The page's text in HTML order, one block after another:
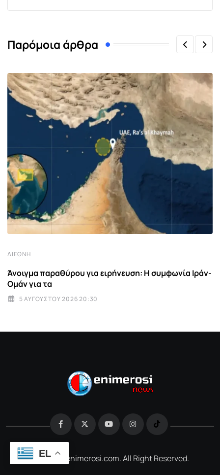
Παρόμοια άρθρα
ΔΙΕΘΝΉ
Άνοιγμα παραθύρου για ειρήνευση: Η συμφωνία Ιράν-
Ομάν για τα
5 ΑΥΓΟΎΣΤΟΥ 2026 20:30
@2026 e-enimerosi.com. All Right Reserved.
EL